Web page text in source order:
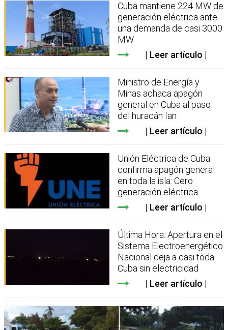
Cuba mantiene 224 MW de
generación eléctrica ante
una demanda de casi 3000
MW
Leer artículo
Ministro de Energía y
Minas achaca apagón
general en Cuba al paso
del huracán Ian
Leer artículo
Unión Eléctrica de Cuba
confirma apagón general
en toda la isla: Cero
generación eléctrica
Leer artículo
Última Hora: Apertura en el
Sistema Electroenergético
Nacional deja a casi toda
Cuba sin electricidad
Leer artículo